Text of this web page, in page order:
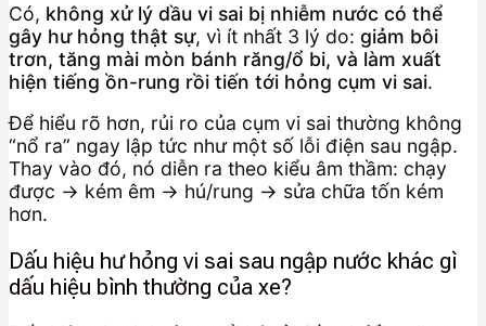
Có, không xử lý dầu vi sai bị nhiễm nước có thể
gây hư hỏng thật sự, vì ít nhất 3 lý do: giảm bôi
trơn, tăng mài mòn bánh răng/ổ bi, và làm xuất
hiện tiếng ồn-rung rồi tiến tới hỏng cụm vi sai.
Để hiểu rõ hơn, rủi ro của cụm vi sai thường không
“nổ ra” ngay lập tức như một số lỗi điện sau ngập.
Thay vào đó, nó diễn ra theo kiểu âm thầm: chạy
được → kém êm → hú/rung → sửa chữa tốn kém
hơn.
Dấu hiệu hư hỏng vi sai sau ngập nước khác gì
dấu hiệu bình thường của xe?